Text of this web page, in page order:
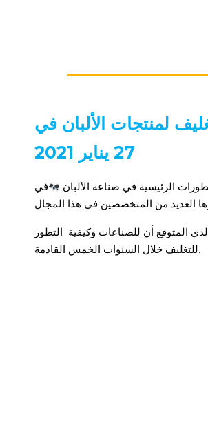
لمنتجات الألبان في
27 يناير 2021
في
المتوقع أن للصناعات وكيفية التطور
للتغليف خلال السنوات الخمس القادمة.